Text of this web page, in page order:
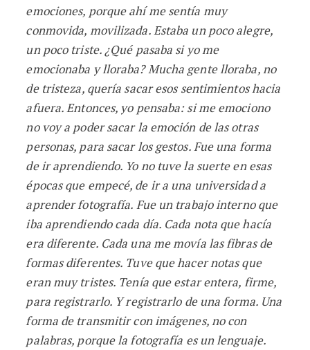
emociones, porque ahí me sentía muy
conmovida, movilizada. Estaba un poco alegre,
un poco triste. ¿Qué pasaba si yo me
emocionaba y lloraba? Mucha gente lloraba, no
de tristeza, quería sacar esos sentimientos hacia
afuera. Entonces, yo pensaba: si me emociono
no voy a poder sacar la emoción de las otras
personas, para sacar los gestos. Fue una forma
de ir aprendiendo. Yo no tuve la suerte en esas
épocas que empecé, de ir a una universidad a
aprender fotografía. Fue un trabajo interno que
iba aprendiendo cada día. Cada nota que hacía
era diferente. Cada una me movía las fibras de
formas diferentes. Tuve que hacer notas que
eran muy tristes. Tenía que estar entera, firme,
para registrarlo. Y registrarlo de una forma. Una
forma de transmitir con imágenes, no con
palabras, porque la fotografía es un lenguaje.